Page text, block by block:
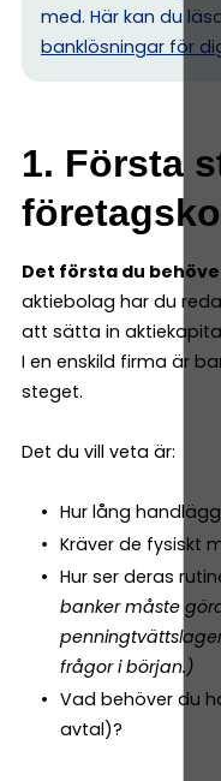
med. Här kan du
banklösningar för
1. Första
Det första du
aktiebolag har du
att sätta in
I en enskild firma är
steget.
Det du vill veta är:
Hur lång
Kräver de fysiskt
Hur ser deras
banker måste
frågor i början.)
Vad behöver du
avtal)?